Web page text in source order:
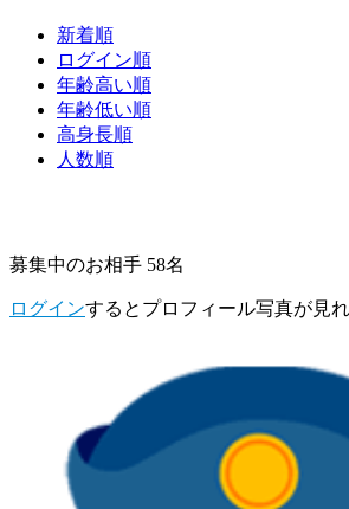
新着順
ログイン順
年齢高い順
年齢低い順
高身長順
人数順
募集中のお相手 58名
ログインするとプロフィール写真が見